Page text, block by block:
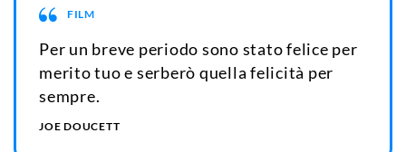
FILM
Per un breve periodo sono stato felice per
merito tuo e serberò quella felicità per
sempre.
JOE DOUCETT